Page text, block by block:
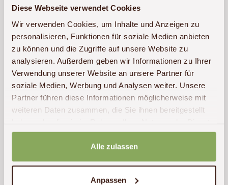
Diese Webseite verwendet Cookies
Wir verwenden Cookies, um Inhalte und Anzeigen zu
personalisieren, Funktionen für soziale Medien anbieten
zu können und die Zugriffe auf unsere Website zu
analysieren. Außerdem geben wir Informationen zu Ihrer
Verwendung unserer Website an unsere Partner für
soziale Medien, Werbung und Analysen weiter. Unsere
Partner führen diese Informationen möglicherweise mit
weiteren Daten zusammen, die Sie ihnen bereitgestellt
gesammelt haben.
Alle zulassen
Anpassen
Unterkunft anfragen